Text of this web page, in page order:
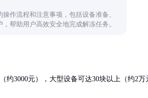
作流程和注意事项，包括设备准备、
帮助用户高效安全地完成解冻任务。
3000元），大型设备可达30块以上（约2